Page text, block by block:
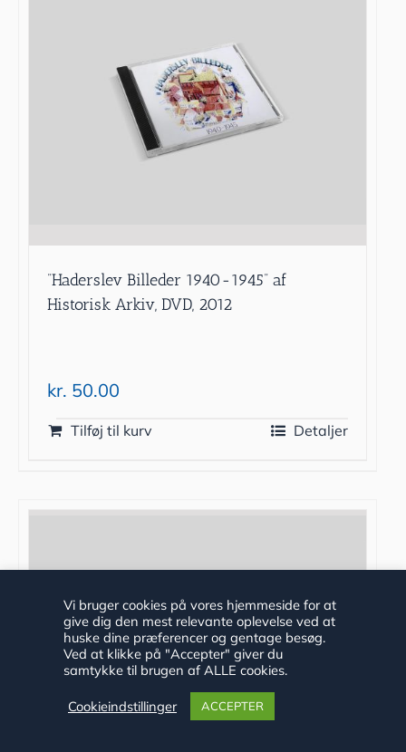
”Haderslev Billeder 1940-1945” af
Historisk Arkiv, DVD, 2012
kr. 50.00
Tilføj til kurv Detaljer
Vi bruger cookies på vores hjemmeside for at
give dig den mest relevante oplevelse ved at
huske dine præferencer og gentage besøg.
Ved at klikke på "Accepter" giver du
samtykke til brugen af ALLE cookies.
Cookieindstillinger ACCEPTER